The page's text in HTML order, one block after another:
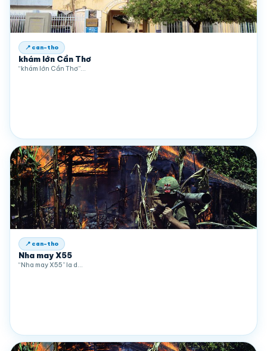
📍 can-tho
khám lớn Cần Thơ
“khám lớn Cần Thơ”…
📍 can-tho
Nha may X55
“Nha may X55” la d…